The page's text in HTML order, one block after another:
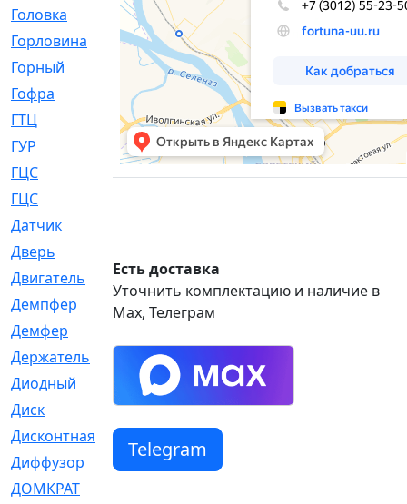
Головка
[28]
Горловина
[14]
Горный
[1]
Гофра
ГТЦ
[96]
ГУР
[34]
ГЦC
[6]
ГЦС
Датчик
Дверь
Двигатель
[64]
Демпфер
[2]
Демфер
Держатель
[5]
Диодный
[3]
Диск
[418]
Дисконтная
Диффузор
[1]
ДОМКРАТ
Есть доставка
Уточнить комплектацию и наличие в
Max, Телеграм
Telegram